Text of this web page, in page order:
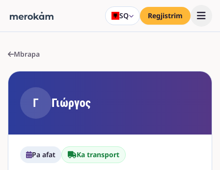
SQ Regjistrim
Mbrapa
Γ Γιώργος
Pa afat Ka transport